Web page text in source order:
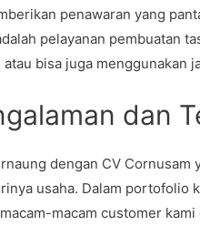
penawaran yang
pelayanan pembuatan
bisa juga menggunakan
dan
dengan CV Cornusam
usaha. Dalam portofolio
macam customer